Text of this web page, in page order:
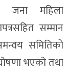
जना महिला
सम्मान
समितिको
भएको तथा